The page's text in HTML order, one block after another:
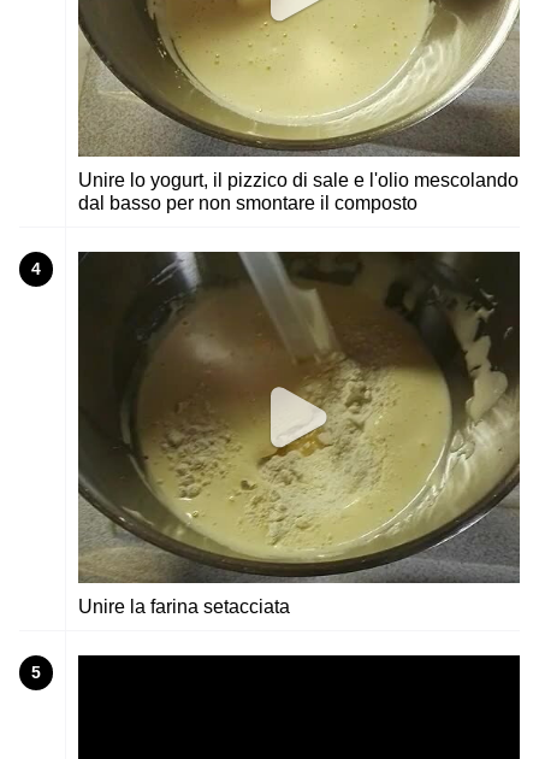
Unire lo yogurt, il pizzico di sale e l'olio mescolando
dal basso per non smontare il composto
4
Unire la farina setacciata
5